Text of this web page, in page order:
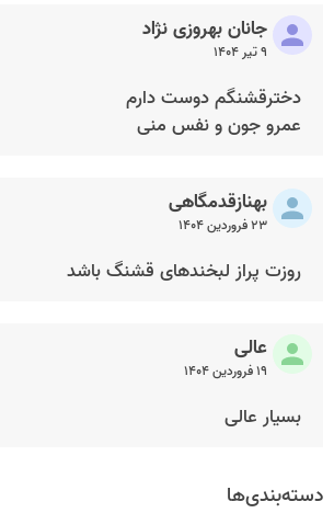
دسته‌بندی‌ها
جانان بهروزی نژاد
۹ تیر ۱۴۰۴
دخترقشنگم دوست دارم
عمرو جون و نفس منی
بهنازقدمگاهی
۲۳ فروردین ۱۴۰۴
روزت پراز لبخندهای قشنگ باشد
عالی
۱۹ فروردین ۱۴۰۴
بسیار عالی